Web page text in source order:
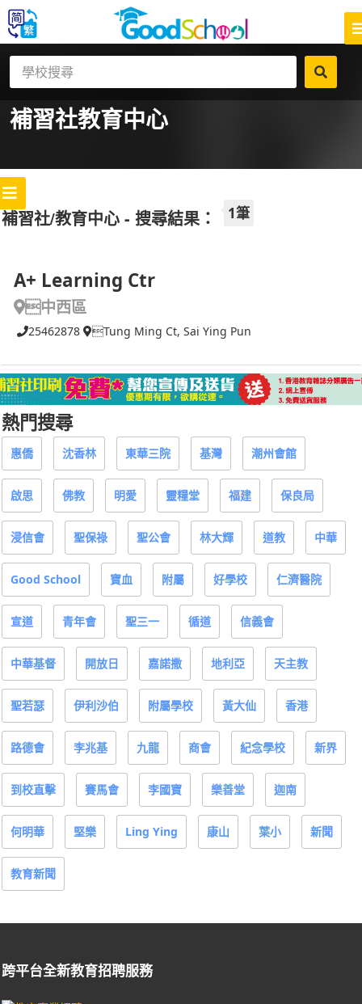
補習社教育中心
補習社/教育中心 - 搜尋結果： 1筆
A+ Learning Ctr
中西區
25462878 Tung Ming Ct, Sai Ying Pun
熱門搜尋
惠僑 沈香林 東華三院 基灣 潮州會館
啟思 佛教 明愛 靈糧堂 福建 保良局
浸信會 聖保祿 聖公會 林大輝 道教 中華
Good School 寶血 附屬 好學校 仁濟醫院
宣道 青年會 聖三一 循道 信義會
中華基督 開放日 嘉諾撒 地利亞 天主教
聖若瑟 伊利沙伯 附屬學校 黃大仙 香港
路德會 李兆基 九龍 商會 紀念學校 新界
到校直擊 賽馬會 李國寶 樂善堂 迦南
何明華 堅樂 Ling Ying 康山 葉小 新聞
教育新聞
跨平台全新教育招聘服務